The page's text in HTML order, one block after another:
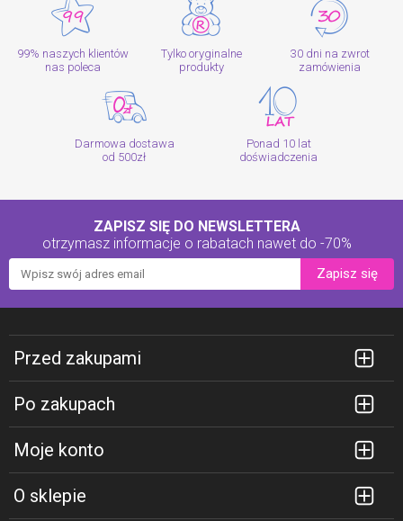
99% naszych klientów
nas poleca
Tylko oryginalne
produkty
30 dni na zwrot
zamówienia
Darmowa dostawa
od 500zł
Ponad 10 lat
doświadczenia
ZAPISZ SIĘ DO NEWSLETTERA
otrzymasz informacje o rabatach nawet do -70%
Zapisz się
Przed zakupami
Po zakupach
Moje konto
O sklepie